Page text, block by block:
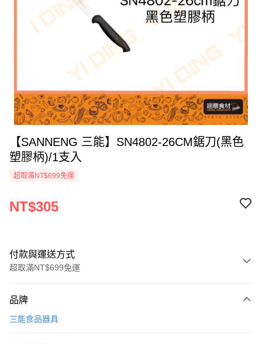
【SANNENG 三能】SN4802-26CM鋸刀(黑色
塑膠柄)/1支入
超取滿NT$699免運
NT$305
付款與運送方式
超取滿NT$699免運
信用卡一次付款
品牌
三能食品器具